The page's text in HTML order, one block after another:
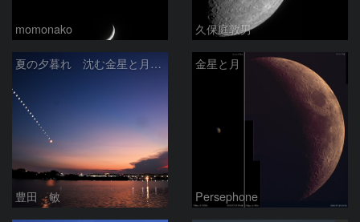
momonako 久保庭敦男
夏の夕暮れ 沈む金星と月 2026/7/20
豊田 敏
金星と月
Persephone